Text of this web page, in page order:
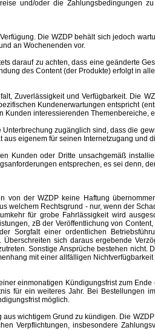
und/oder die Zahlungsbedingungen
Die WZDP behält sich jedoch
an Wochenenden vor.
zu achten, dass eine geänderte
des Content (der Produkte) erfolgt in
Zuverlässigkeit und Verfügbarkeit. Die
Kundenerwartungen entspricht
Kunden interessierenden Themenbereiche,
zugänglich sind, dass die
eigenem für seinen Internetzugang und
oder Dritte unsachgemäß
entsprechen, es sei denn,
der WZDP keine Haftung
welchem Rechtsgrund - nur, wenn der
für grobe Fahrlässigkeit wird
zB der Veröffentlichung von
Sorgfalt einer ordentlichen
sich daraus ergebende
Sonstige Ansprüche bestehen nicht.
mit einer allfälligen
einmonatigen Kündigungsfrist zum Ende
für ein weiteres Jahr. Bei Bestellungen
möglich.
wichtigem Grund zu kündigen. Die
Verpflichtungen, insbesondere